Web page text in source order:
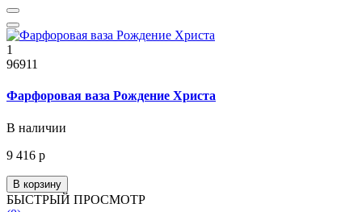
1
96911
Фарфоровая ваза Рождение Христа
В наличии
9 416 р
В корзину
БЫСТРЫЙ ПРОСМОТР